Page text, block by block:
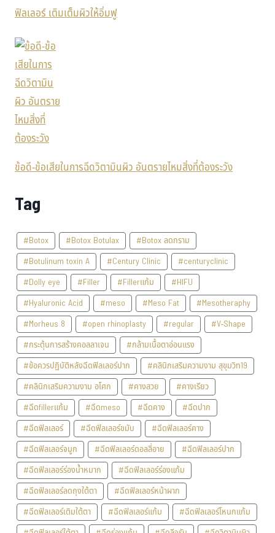
ฟิลเลอร์ เติมเต็มผิวให้อิ่มฟู
ข้อดี-ข้อเสียในการฉีดวิตามินผิว อันตรายไหมสิ่งที่ต้องระวัง
Tag
#Botox #Botox Botulax
#Botox ลดกราม
#Botulinum toxin A
#Century Clinic
#centuryclinic
#Dolly eye
#Filler #Fillerแก้ม
#HIFU
#Hyaluronic Acid
#meso #Meso Fat
#Mesotheraphy
#Morheus 8
#open rhinoplasty #regular
#V-Shape
#กระตุ้นการสร้างคอลลาเจน
#กล้ามเนื้อตาอ่อนแรง
#ข้อควรปฏิบัติหลังฉีดฟิลเลอร์ปาก
#คลินิกเสริมความงาม สุขุมวิท19
#คลินิกเสริมความงาม อโศก
#คางสวย
#คางเรียว
#ฉีดfillerแก้ม
#ฉีดmeso #ฉีดคาง
#ฉีดปาก
#ฉีดฟิลเลอร์
#ฉีดฟิลเลอร์ขมับ
#ฉีดฟิลเลอร์คาง
#ฉีดฟิลเลอร์จมูก
#ฉีดฟิลเลอร์ดอลลี่อาย
#ฉีดฟิลเลอร์ปาก
#ฉีดฟิลเลอร์ร่องน้ำหมาก
#ฉีดฟิลเลอร์ร่องแก้ม
#ฉีดฟิลเลอร์ลดถุงใต้ตา
#ฉีดฟิลเลอร์หน้าผาก
#ฉีดฟิลเลอร์เติมใต้ตา
#ฉีดฟิลเลอร์แก้ม
#ฉีดฟิลเลอร์โหนกแก้ม